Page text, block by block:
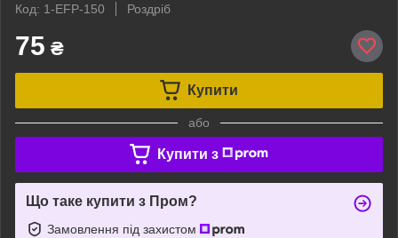
Код: 1-EFP-150
Роздріб
75 ₴
Купити
або
Купити з
Що таке купити з Пром?
Замовлення під захистом